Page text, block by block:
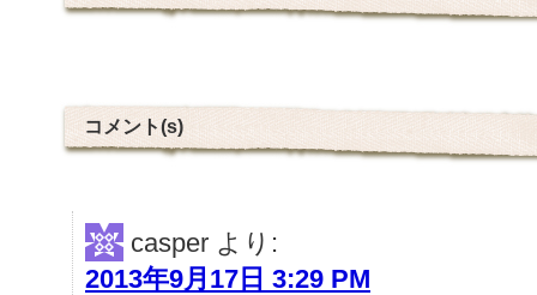
コメント(s)
casper より:
2013年9月17日 3:29 PM